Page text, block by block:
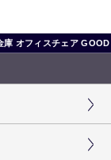
庫 オフィスチェア